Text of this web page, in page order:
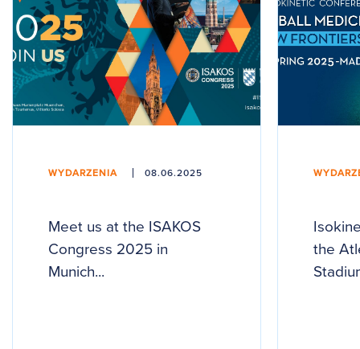
WYDARZENIA 08.06.2025
Meet us at the ISAKOS
Congress 2025 in
Munich...
the